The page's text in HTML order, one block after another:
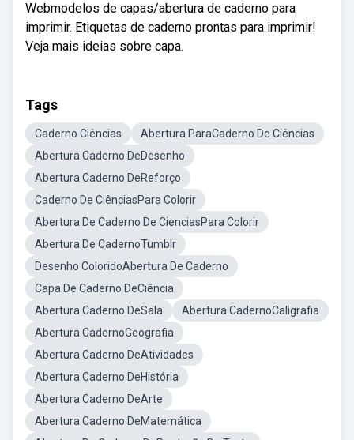
Webmodelos de capas/abertura de caderno para
imprimir. Etiquetas de caderno prontas para imprimir!
Veja mais ideias sobre capa.
Tags
Caderno Ciências
Abertura ParaCaderno De Ciências
Abertura Caderno DeDesenho
Abertura Caderno DeReforço
Caderno De CiênciasPara Colorir
Abertura De Caderno De CienciasPara Colorir
Abertura De CadernoTumblr
Desenho ColoridoAbertura De Caderno
Capa De Caderno DeCiência
Abertura Caderno DeSala
Abertura CadernoCaligrafia
Abertura CadernoGeografia
Abertura Caderno DeAtividades
Abertura Caderno DeHistória
Abertura Caderno DeArte
Abertura Caderno DeMatemática